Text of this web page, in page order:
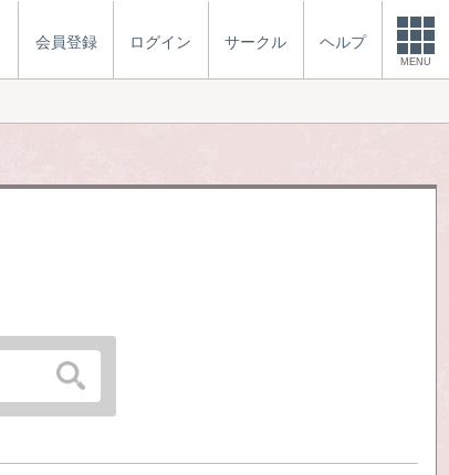
会員登録 ログイン サークル ヘルプ
MENU